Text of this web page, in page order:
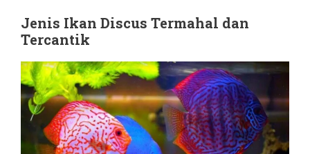
Jenis Ikan Discus Termahal dan
Tercantik